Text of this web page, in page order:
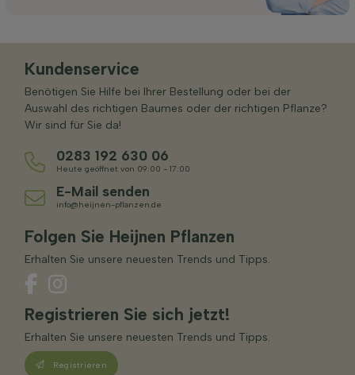
Kundenservice
Benötigen Sie Hilfe bei Ihrer Bestellung oder bei der
Auswahl des richtigen Baumes oder der richtigen Pflanze?
Wir sind für Sie da!
0283 192 630 06
Heute geöffnet von 09:00 - 17:00
E-Mail senden
info@heijnen-pflanzen.de
Folgen Sie Heijnen Pflanzen
Erhalten Sie unsere neuesten Trends und Tipps.
Registrieren Sie sich jetzt!
Erhalten Sie unsere neuesten Trends und Tipps.
Registrieren